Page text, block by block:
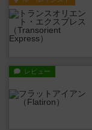
レビュー